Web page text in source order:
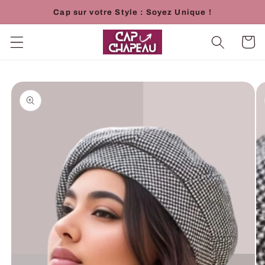
passer
contenu
Cap sur votre Style : Soyez Unique !
Panier
Passer aux
informations
produits